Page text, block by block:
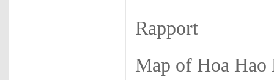
Rapport
Map of Hoa Hao